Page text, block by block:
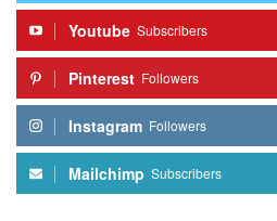
Youtube Subscribers
Pinterest Followers
Instagram Followers
Mailchimp Subscribers